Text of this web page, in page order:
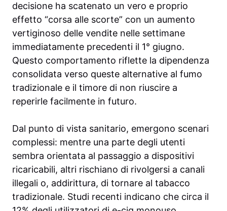
decisione ha scatenato un vero e proprio
effetto “corsa alle scorte” con un aumento
vertiginoso delle vendite nelle settimane
immediatamente precedenti il 1° giugno.
Questo comportamento riflette la dipendenza
consolidata verso queste alternative al fumo
tradizionale e il timore di non riuscire a
reperirle facilmente in futuro.
Dal punto di vista sanitario, emergono scenari
complessi: mentre una parte degli utenti
sembra orientata al passaggio a dispositivi
ricaricabili, altri rischiano di rivolgersi a canali
illegali o, addirittura, di tornare al tabacco
tradizionale. Studi recenti indicano che circa il